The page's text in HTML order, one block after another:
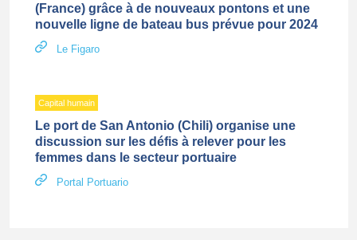
(France) grâce à de nouveaux pontons et une
nouvelle ligne de bateau bus prévue pour 2024
Le Figaro
Capital humain
Le port de San Antonio (Chili) organise une
discussion sur les défis à relever pour les
femmes dans le secteur portuaire
Portal Portuario